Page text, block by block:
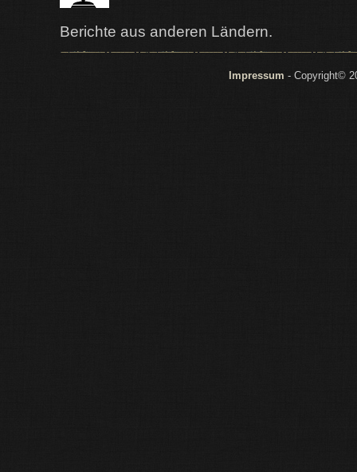
Berichte aus anderen Ländern.
Impressum - Copyright©